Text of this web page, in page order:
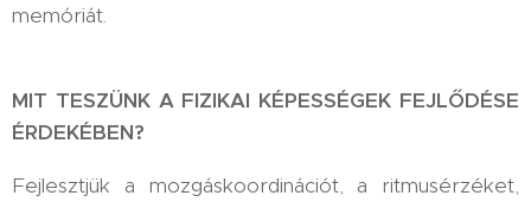
memóriát.
MIT TESZÜNK A FIZIKAI KÉPESSÉGEK FEJLŐDÉSE
ÉRDEKÉBEN?
Fejlesztjük a mozgáskoordinációt, a ritmusérzéket,